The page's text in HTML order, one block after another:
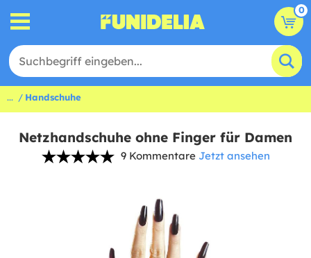
0
... Handschuhe
Netzhandschuhe ohne Finger für Damen
9 Kommentare Jetzt ansehen